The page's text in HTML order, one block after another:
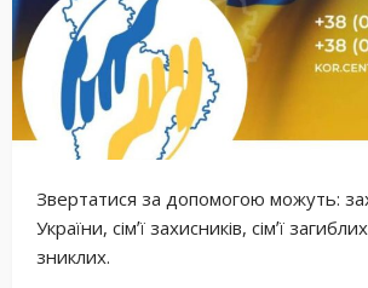
Звертатися за допомогою можуть:
України, сімʼї захисників, сімʼї
зниклих.